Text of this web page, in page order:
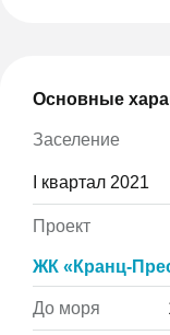
Основные
Заселение
I квартал 2021
Проект
ЖК «Кранц-
До моря